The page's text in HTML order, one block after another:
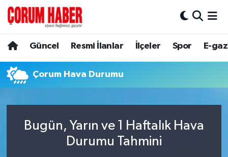
Güncel Resmi İlanlar İlçeler Spor E-
Çorum Hava Durumu
Bugün, Yarın ve 1 Haftalık Hava
Durumu Tahmini
Spor
Resmi İlanlar
Hava Durumu
Çorum Namaz Vakitleri
Süper Lig Puan Durumu ve Fikstür